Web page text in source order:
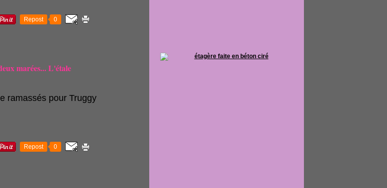
Repost 0
marées... L'étale
ramassés pour Truggy
Repost 0